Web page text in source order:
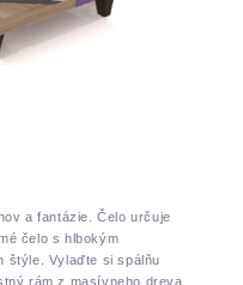
a fantázie. Čelo určuje
čelo s hlbokým
štýle. Vylaďte si spálňu
rám z masívneho dreva,